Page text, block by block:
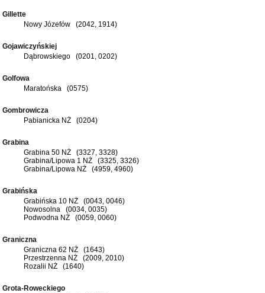
Gillette
Nowy Józefów (2042, 1914)
Gojawiczyńskiej
Dąbrowskiego (0201, 0202)
Golfowa
Maratońska (0575)
Gombrowicza
Pabianicka NŻ (0204)
Grabina
Grabina 50 NŻ (3327, 3328)
Grabina/Lipowa 1 NŻ (3325, 3326)
Grabina/Lipowa NŻ (4959, 4960)
Grabińska
Grabińska 10 NŻ (0043, 0046)
Nowosolna (0034, 0035)
Podwodna NŻ (0059, 0060)
Graniczna
Graniczna 62 NŻ (1643)
Przestrzenna NŻ (2009, 2010)
Rozalii NŻ (1640)
Grota-Roweckiego